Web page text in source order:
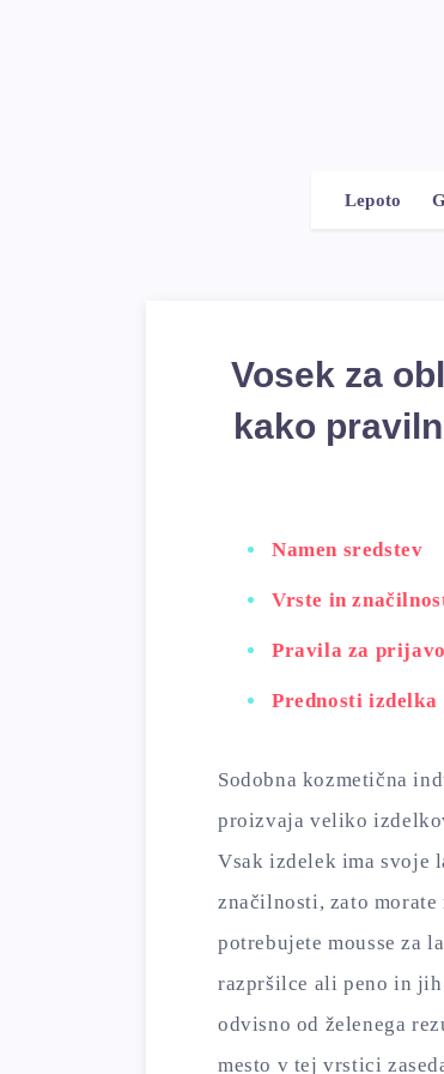
Lepoto
Vosek za
kako
Namen sredstev
Vrste in
Pravila za prijavo
Prednosti izdelka
Sodobna kozmetična
proizvaja veliko
Vsak izdelek ima svoje
značilnosti, zato morate
potrebujete mousse za
razpršilce ali peno in jih
odvisno od želenega
mesto v tej vrstici